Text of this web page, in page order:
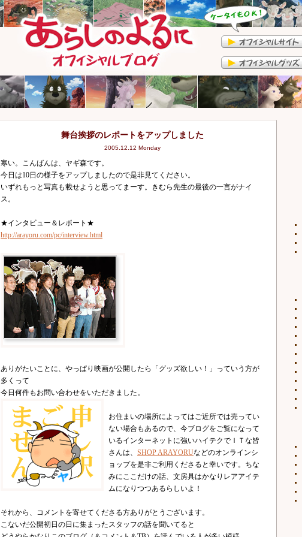
舞台挨拶のレポートをアップしました
2005.12.12 Monday
寒い。こんばんは、ヤギ森です。
今日は10日の様子をアップしましたので是非見てください。
いずれもっと写真も載せようと思ってまーす。きむら先生の最後の一言がナイ
ス。
★インタビュー＆レポート★
http://arayoru.com/pc/interview.html
ありがたいことに、やっぱり映画が公開したら「グッズ欲しい！」っていう方が
多くって
今日何件もお問い合わせをいただきました。
お住まいの場所によってはご近所では売ってい
ない場合もあるので、今ブログをご覧になって
いるインターネットに強いハイテクでＩＴな皆
さんは、 SHOP ARAYORUなどのオンラインシ
ョップを是非ご利用くださると幸いです。ちな
みにここだけの話、文房具はかなりレアアイテ
ムになりつつあるらしいよ！
それから、コメントを寄せてくださる方ありがとうございます。
こないだ公開初日の日に集まったスタッフの話を聞いてると